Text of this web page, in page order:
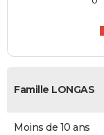
Famille LONGAS
Moins de 10 ans